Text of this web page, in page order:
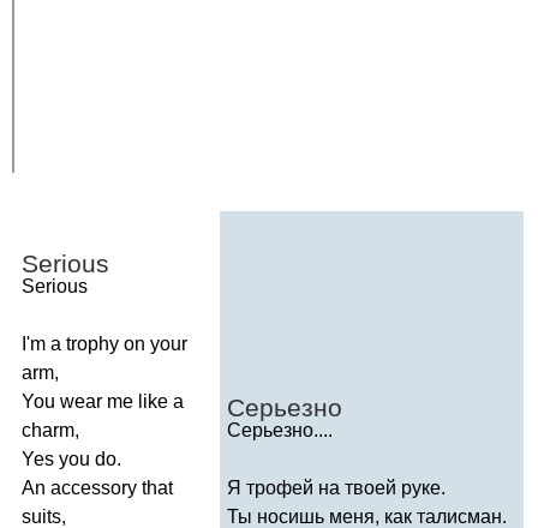
Serious
Serious
I'm a trophy on your
arm,
You wear me like a
charm,
Yes you do.
An accessory that
suits,
Серьезно
Серьезно....
Я трофей на твоей руке.
Ты носишь меня, как талисман.